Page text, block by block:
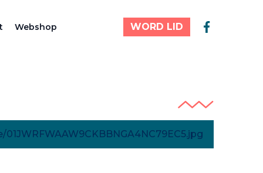
Webshop WORD LID